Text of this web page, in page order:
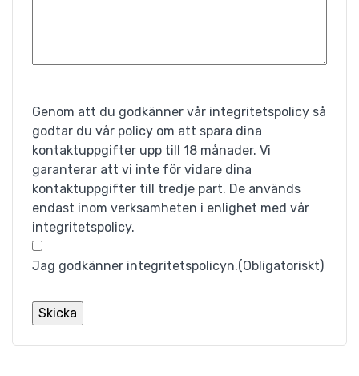
S
a
m
t
y
c
e
(
Genom att du godkänner vår integritetspolicy så
godtar du vår policy om att spara dina
kontaktuppgifter upp till 18 månader. Vi
garanterar att vi inte för vidare dina
kontaktuppgifter till tredje part. De används
endast inom verksamheten i enlighet med vår
integritetspolicy.
Jag godkänner integritetspolicyn.(Obligatoriskt)